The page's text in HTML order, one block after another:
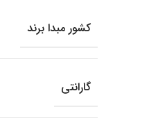
کشور مبدا برند
گارانتی